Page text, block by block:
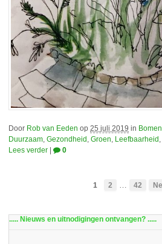
Door Rob van Eeden op 25 juli 2019 in Bomen
Duurzaam Gezondheid Groen Leefbaarheid
Lees verder | 0
1 2 … 42
..... Nieuws en uitnodigingen ontvangen? .....